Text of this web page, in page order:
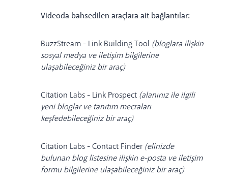
Videoda bahsedilen araçlara ait bağlantılar:
BuzzStream - Link Building Tool (bloglara ilişkin
sosyal medya ve iletişim bilgilerine
ulaşabileceğiniz bir araç)
Citation Labs - Link Prospect (alanınız ile ilgili
yeni bloglar ve tanıtım mecraları
keşfedebileceğiniz bir araç)
Citation Labs - Contact Finder (elinizde
bulunan blog listesine ilişkin e-posta ve iletişim
formu bilgilerine ulaşabileceğiniz bir araç)